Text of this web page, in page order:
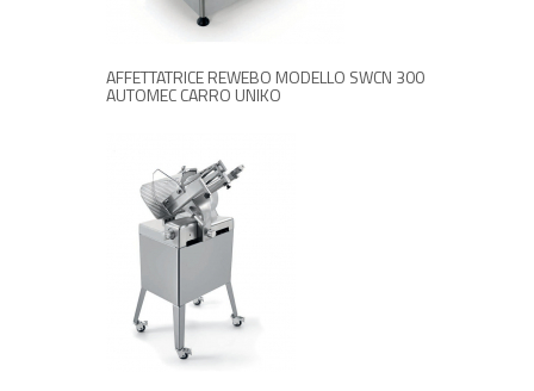
AFFETTATRICE REWEBO MODELLO SWCN 300
AUTOMEC CARRO UNIKO
RICHIEDI INFORMAZIONI